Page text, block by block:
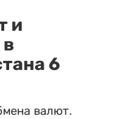
и
6
валют.